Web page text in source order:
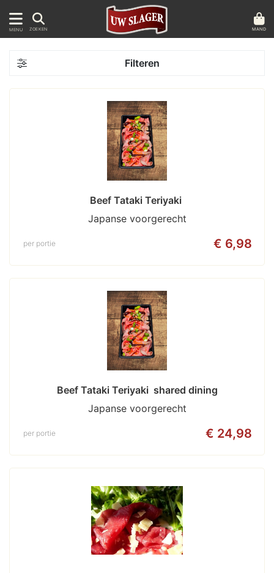
MENU ZOEKEN MAND
Filteren
Beef Tataki Teriyaki
Japanse voorgerecht
€ 6,98
per portie
Beef Tataki Teriyaki  shared dining
Japanse voorgerecht
€ 24,98
per portie